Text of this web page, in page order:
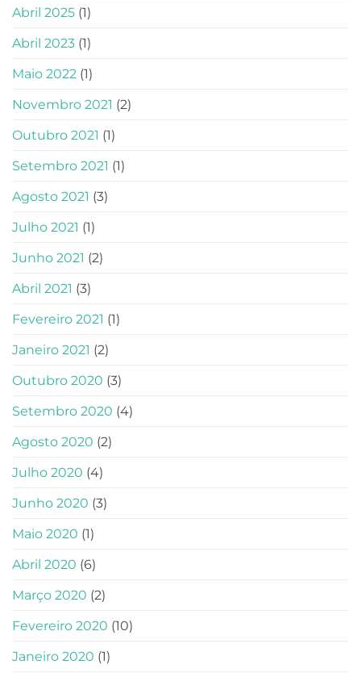
Abril 2025 (1)
Abril 2023 (1)
Maio 2022 (1)
Novembro 2021 (2)
Outubro 2021 (1)
Setembro 2021 (1)
Agosto 2021 (3)
Julho 2021 (1)
Junho 2021 (2)
Abril 2021 (3)
Fevereiro 2021 (1)
Janeiro 2021 (2)
Outubro 2020 (3)
Setembro 2020 (4)
Agosto 2020 (2)
Julho 2020 (4)
Junho 2020 (3)
Maio 2020 (1)
Abril 2020 (6)
Março 2020 (2)
Fevereiro 2020 (10)
Janeiro 2020 (1)